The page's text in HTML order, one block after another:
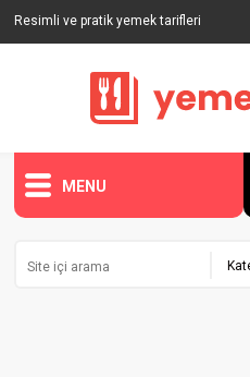
Resimli ve pratik yemek tarifleri
MENU